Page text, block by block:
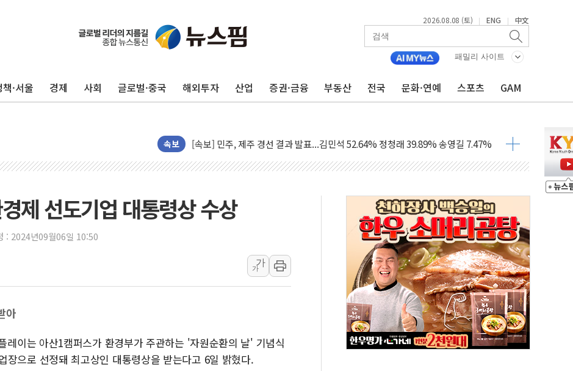
2026.08.08 (토) | ENG | 中文
패밀리 사이트
책·서울 경제 사회 글로벌·중국 해외투자 산업 증권·금융 부동산 전국 문화·연예 스포츠 GAM
속보
[속보] 민주, 제주·인천 경선 결과 발표...김민석 47.75% 정청래 42.08%
[속보] 민주, 인천 경선 결과 발표...김민석 45.09% 정청래 43.27% 송영길 11.63%
이번주 국내 주요 금융일정(8.10~8.14)
美, 이란전 출구전략 만지작…공습 한계·탄약 부족 현실화
폐기물 수거하다 참변…60대 환경미화원 수거차에 치여 사망
서울 중랑구 주택가서 흉기 난동…60대 남성 2명 숨져
李대통령 "결혼 때문에 손해 보는 일 없게"…'결혼 페널티' 22개 과제 손본다
여수 오동도 인근 해상서 모터보트 전복…1명 사망·1명 실종
추미애, '위안부' 피해자 기림의 날 참석..."국제적 시민 연대로 목소리 내야"
인천 선재도 갯벌서 해루질 중 실종 60대 나흘만에 숨진 채 발견
인천서 말다툼 중 어머니 흉기 살해 10대 아들 체포
'화합' 꺼낸 김민석에 '뻔뻔' 받아친 정청래…제주 연설서 신경전 고조
李대통령, ISA 개편 재검토 지시…與 "적극 환영"·野 "졸속 국정"
동해중부 전 해상 풍랑주의보…10일까지 최대 3.5m 높은 물결
제 선도기업 대통령상 수상
: 2024년09월06일 10:50
가
가
아
이는 아산1캠퍼스가 환경부가 주관하는 '자원순환의 날' 기념식
장으로 선정돼 최고상인 대통령상을 받는다고 6일 밝혔다.